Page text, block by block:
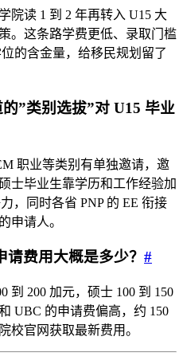
院读 1 到 2 年再转入 U15 大
。这条路学费更低、录取门槛
的含金量，给移民规划留了
”类别选拔”对 U15 毕业
职业等类别有单独邀请，邀
士毕业生靠学历和工作经验加
，同时各省 PNP 的 EE 衔接
申请人。
费用大概是多少？ #
到 200 加元，硕士 100 到 150
UBC 的申请费偏高，约 150
校官网获取最新费用。